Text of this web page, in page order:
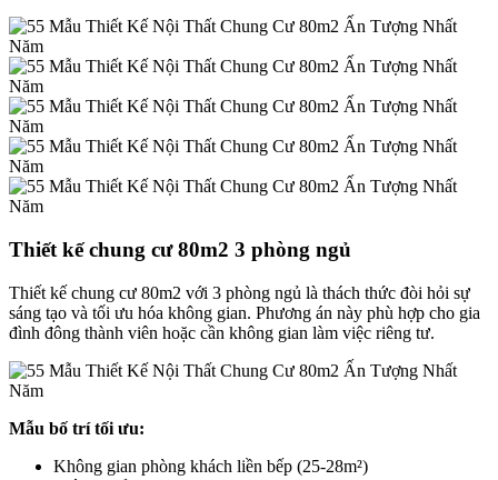
Thiết kế chung cư 80m2 3 phòng ngủ
Thiết kế chung cư 80m2 với 3 phòng ngủ là thách thức đòi hỏi sự
sáng tạo và tối ưu hóa không gian. Phương án này phù hợp cho gia
đình đông thành viên hoặc cần không gian làm việc riêng tư.
Mẫu bố trí tối ưu:
Không gian phòng khách liền bếp (25-28m²)